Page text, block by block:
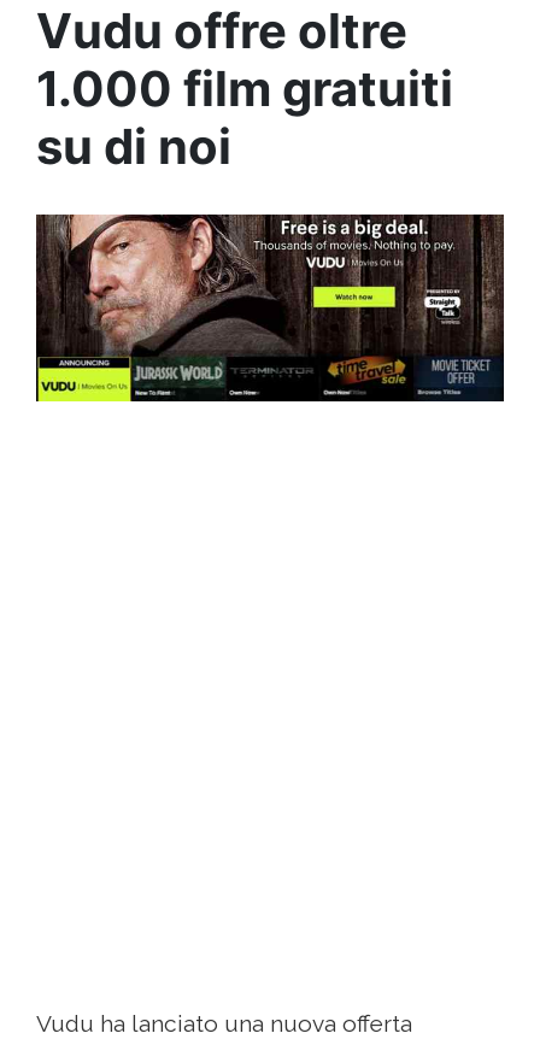
Vudu offre oltre
1.000 film gratuiti
su di noi
Vudu ha lanciato una nuova offerta